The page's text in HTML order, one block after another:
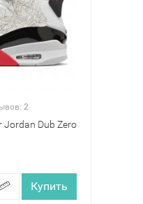
2
Jordan Dub Zero
Купить